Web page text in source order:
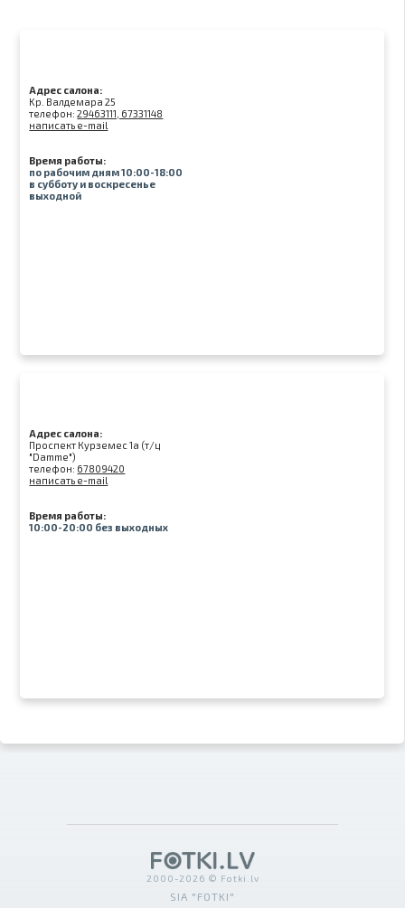
Адрес салона:
Kр. Валдемара 25
телефон:29463111, 67331148
написать e-mail
Время работы:
по рабочим дням 10:00-18:00
в субботу и воскресенье
выходной
Адрес салона:
Проспект Курземес 1а (т/ц
"Damme")
телефон: 67809420
написать e-mail
Время работы:
10:00-20:00 без выходных
2000-2026 © Fotki.lv
SIA "FOTKI"